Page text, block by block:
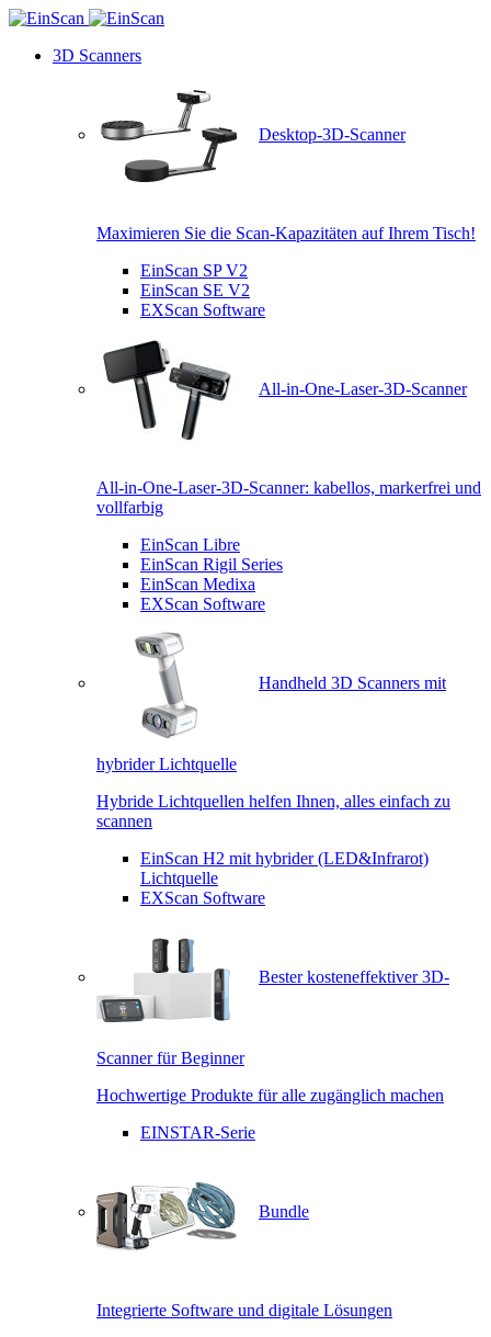
3D Scanners
Desktop-3D-Scanner
Maximieren Sie die Scan-Kapazitäten auf Ihrem Tisch!
EinScan SP V2
EinScan SE V2
EXScan Software
All-in-One-Laser-3D-Scanner
All-in-One-Laser-3D-Scanner: kabellos, markerfrei und
vollfarbig
EinScan Libre
EinScan Rigil Series
EinScan Medixa
EXScan Software
Handheld 3D Scanners mit
hybrider Lichtquelle
Hybride Lichtquellen helfen Ihnen, alles einfach zu
scannen
EinScan H2 mit hybrider (LED&Infrarot)
Lichtquelle
EXScan Software
Bester kosteneffektiver 3D-
Scanner für Beginner
Hochwertige Produkte für alle zugänglich machen
EINSTAR-Serie
Bundle
Integrierte Software und digitale Lösungen